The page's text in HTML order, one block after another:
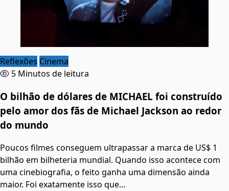
Reflexões Cinema
5 Minutos de leitura
O bilhão de dólares de MICHAEL foi construído
pelo amor dos fãs de Michael Jackson ao redor
do mundo
Poucos filmes conseguem ultrapassar a marca de US$ 1
bilhão em bilheteria mundial. Quando isso acontece com
uma cinebiografia, o feito ganha uma dimensão ainda
maior. Foi exatamente isso que…